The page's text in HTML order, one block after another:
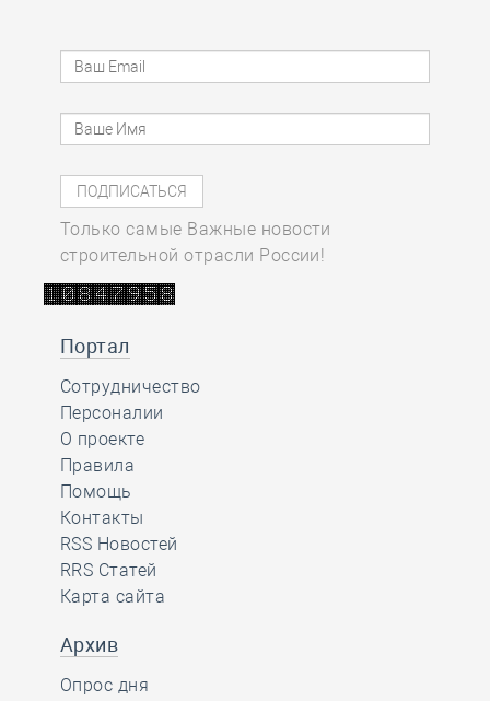
Только самые Важные новости
строительной отрасли России!
Портал
Сотрудничество
Персоналии
О проекте
Правила
Помощь
Контакты
RSS Новостей
RRS Статей
Карта сайта
Архив
Опрос дня